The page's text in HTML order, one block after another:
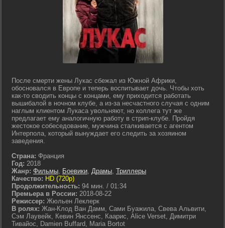
После смерти жены Лукас сбежал из Южной Африки,
обосновался в Европе и теперь воспитывает дочь. Чтобы хоть
как-то сводить концы с концами, ему приходится работать
вышибалой в ночном клубе, а из-за несчастного случая с одним
наглым клиентом Лукаса увольняют, но коллега тут же
предлагает ему аналогичную работу в стрип-клубе. Пройдя
жестокое собеседование, мужчина сталкивается с агентом
Интерпола, который вынуждает его следить за хозяином
заведения.
Страна: Франция
Год: 2018
Жанр: Фильмы, Боевики, Драмы, Триллеры
Качество: HD (720p)
Продолжительность: 94 мин. / 01:34
Премьера в России: 2018-08-22
Режиссер: Жюльен Леклерк
В ролях: Жан-Клод Ван Дамм, Сами Буажила, Свева Альвити,
Сэм Лаувейк, Кевин Янссенс, Каарис, Alice Verset, Димитри
Тивайос, Damien Buffard, Maria Bortot